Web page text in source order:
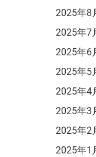
2025年8
2025年7
2025年6
2025年5
2025年4
2025年3
2025年2
2025年1